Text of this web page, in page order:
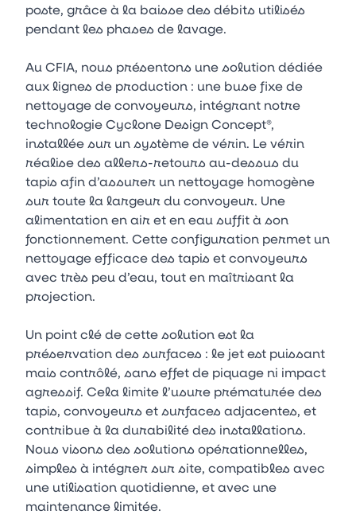
poste, grâce à la baisse des débits utilisés
pendant les phases de lavage.
Au CFIA, nous présentons une solution dédiée
aux lignes de production : une buse fixe de
nettoyage de convoyeurs, intégrant notre
technologie Cyclone Design Concept®,
installée sur un système de vérin. Le vérin
réalise des allers-retours au-dessus du
tapis afin d’assurer un nettoyage homogène
sur toute la largeur du convoyeur. Une
alimentation en air et en eau suffit à son
fonctionnement. Cette configuration permet un
nettoyage efficace des tapis et convoyeurs
avec très peu d’eau, tout en maîtrisant la
projection.
Un point clé de cette solution est la
préservation des surfaces : le jet est puissant
mais contrôlé, sans effet de piquage ni impact
agressif. Cela limite l’usure prématurée des
tapis, convoyeurs et surfaces adjacentes, et
contribue à la durabilité des installations.
Nous visons des solutions opérationnelles,
simples à intégrer sur site, compatibles avec
une utilisation quotidienne, et avec une
maintenance limitée.